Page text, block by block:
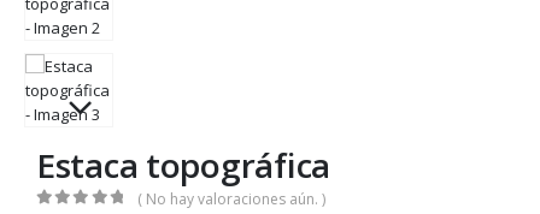
Estaca topográfica
( No hay valoraciones aún. )